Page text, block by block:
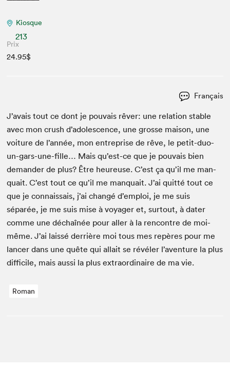
Kiosque
213
Prix
24.95$
Français
J’avais tout ce dont je pou­vais rêver: une rela­tion sta­ble
avec mon crush d’ado­les­cence, une grosse mai­son, une
voiture de l’an­née, mon entre­prise de rêve, le petit-duo-
un-gars-une-fille… Mais qu’est-ce que je pou­vais bien
deman­der de plus? Être heureuse. C’est ça qu’il me man­
quait. C’est tout ce qu’il me man­quait. J’ai quit­té tout ce
que je con­nais­sais, j’ai changé d’em­ploi, je me suis
séparée, je me suis mise à voy­ager et, surtout, à dater
comme une déchaînée pour aller à la ren­con­tre de moi-
même. J’ai lais­sé der­rière moi tous mes repères pour me
lancer dans une quête qui allait se révéler l’aven­ture la plus
dif­fi­cile, mais aus­si la plus extra­or­di­naire de ma vie.
Roman